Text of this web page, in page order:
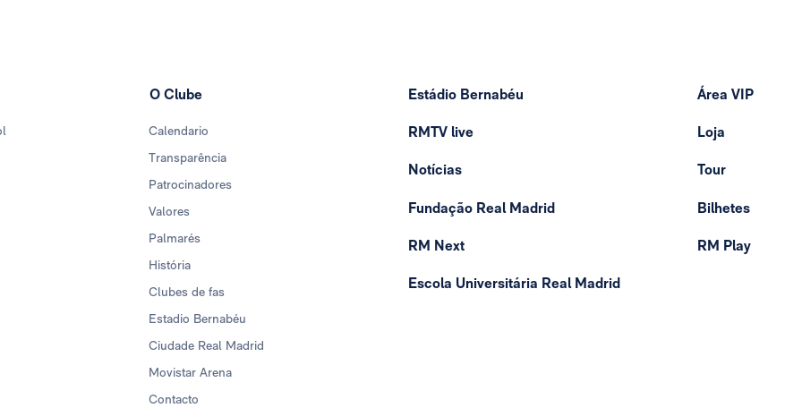
O Clube
Calendario
Transparência
Patrocinadores
Valores
Palmarés
História
Clubes de fas
Estadio Bernabéu
Ciudade Real Madrid
Movistar Arena
Contacto
Estádio Bernabéu
RMTV live
Notícias
Fundação Real Madrid
RM Next
Escola Universitária Real Madrid
Área VIP
Loja
Tour
Bilhetes
RM Play